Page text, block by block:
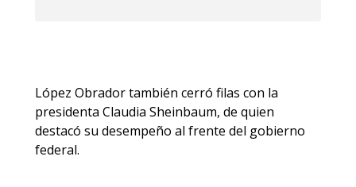
López Obrador también cerró filas con la
presidenta Claudia Sheinbaum, de quien
destacó su desempeño al frente del gobierno
federal.